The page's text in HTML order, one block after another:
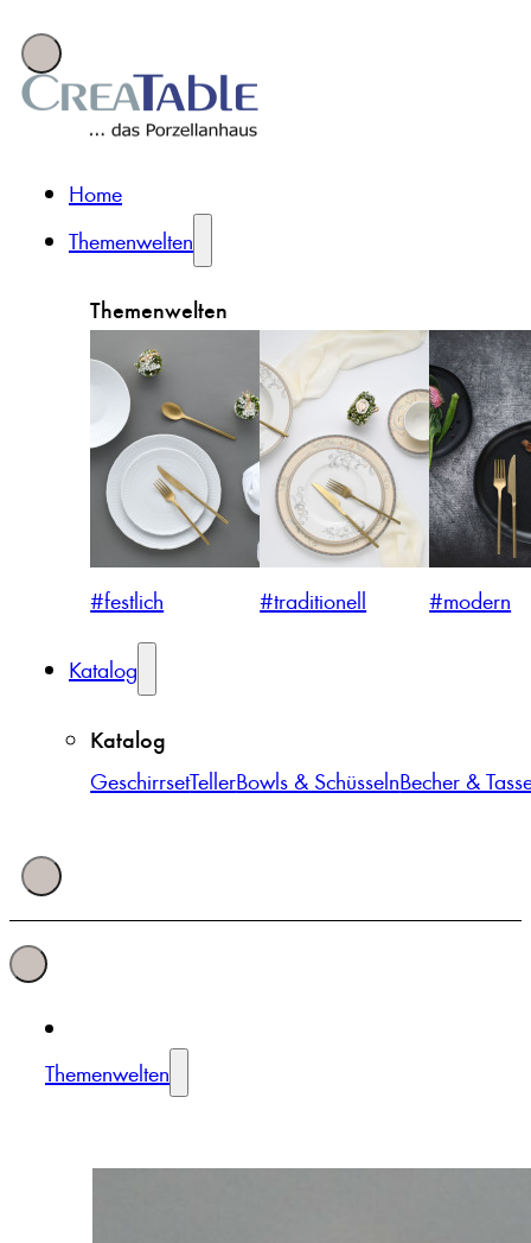
Home
Themenwelten
Themenwelten
#festlich #traditionell #modern
Katalog
Katalog
GeschirrsetTellerBowls & SchüsselnBecher &
Themenwelten